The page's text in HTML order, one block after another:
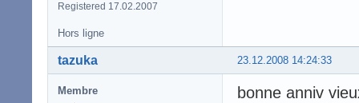
Registered 17.02.2007
Hors ligne
23.12.2008 14:24:33
tazuka
Membre bonne anniv